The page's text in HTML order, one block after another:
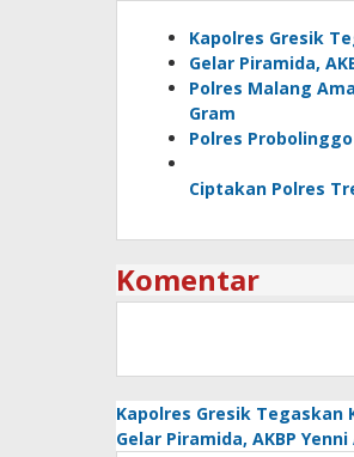
Kapolres Gresik
Gelar Piramida,
Polres Malang
Gram
Polres
Ciptakan Polres
Komentar
Kapolres Gresik
Gelar Piramida, AKBP